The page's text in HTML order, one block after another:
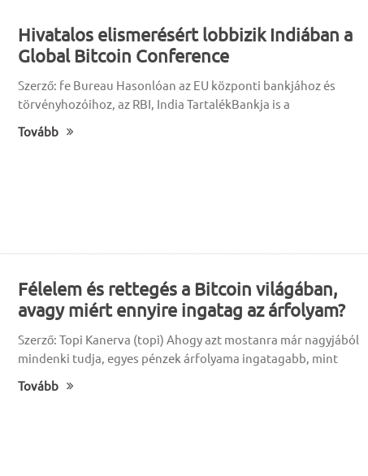
Hivatalos elismerésért lobbizik Indiában a
Global Bitcoin Conference
Szerző: fe Bureau Hasonlóan az EU központi bankjához és
törvényhozóihoz, az RBI, India TartalékBankja is a
Tovább
Félelem és rettegés a Bitcoin világában,
avagy miért ennyire ingatag az árfolyam?
Szerző: Topi Kanerva (topi) Ahogy azt mostanra már nagyjából
mindenki tudja, egyes pénzek árfolyama ingatagabb, mint
Tovább